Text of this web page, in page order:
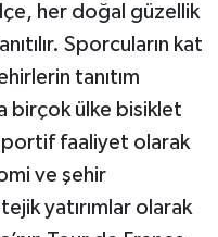
her doğal güzellik
Sporcuların kat
tanıtım
birçok ülke bisiklet
faaliyet olarak
ve şehir
yatırımlar olarak